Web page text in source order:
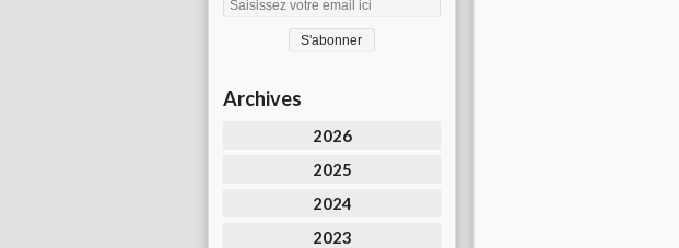
Archives
2026
2025
2024
2023